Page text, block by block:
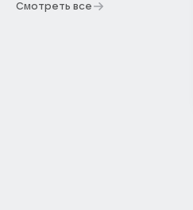
Смотреть все